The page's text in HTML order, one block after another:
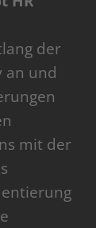
der
an und
mit der